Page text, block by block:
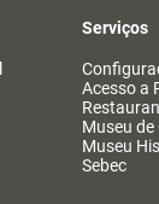
Serviços
Acesso a
Museu de
Museu
Sebec